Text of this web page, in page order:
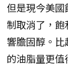
但是現今美
制取消了，
響膽固醇。
的油脂量更